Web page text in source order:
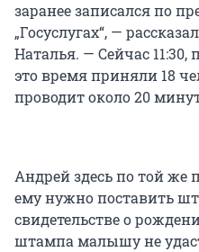
заранее записался по
„Госуслугах“, —
Наталья. — Сейчас
это время приняли 18
проводит около 20
Андрей здесь по той же
ему нужно поставить
свидетельстве о
штампа малышу не